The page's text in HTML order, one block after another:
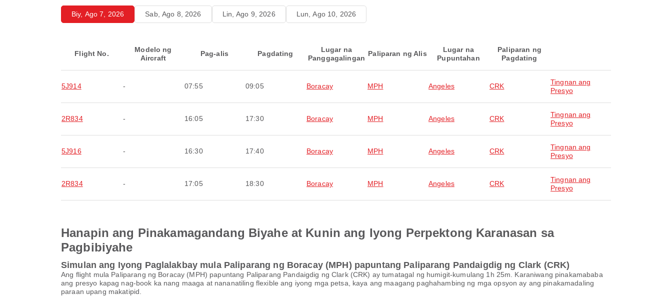
Biy, Ago 7, 2026 Sab, Ago 8, 2026 Lin, Ago 9, 2026 Lun, Ago 10, 2026
Flight No.
Modelo ng
Aircraft
Pag-alis Pagdating
Lugar na
Panggagalingan
Paliparan ng Alis
Lugar na
Pupuntahan
Paliparan ng
Pagdating
5J914 - 07:55 09:05 Boracay MPH Angeles CRK
Tingnan ang
Presyo
2R834 - 16:05 17:30 Boracay MPH Angeles CRK
Tingnan ang
Presyo
5J916 - 16:30 17:40 Boracay MPH Angeles CRK
Tingnan ang
Presyo
2R834 - 17:05 18:30 Boracay MPH Angeles CRK
Tingnan ang
Presyo
Hanapin ang Pinakamagandang Biyahe at Kunin ang Iyong Perpektong Karanasan sa
Pagbibiyahe
Simulan ang Iyong Paglalakbay mula Paliparang ng Boracay (MPH) papuntang Paliparang Pandaigdig ng Clark (CRK)
Ang flight mula Paliparang ng Boracay (MPH) papuntang Paliparang Pandaigdig ng Clark (CRK) ay tumatagal ng humigit-kumulang 1h 25m. Karaniwang pinakamababa
ang presyo kapag nag-book ka nang maaga at nananatiling flexible ang iyong mga petsa, kaya ang maagang paghahambing ng mga opsyon ay ang pinakamadaling
paraan upang makatipid.